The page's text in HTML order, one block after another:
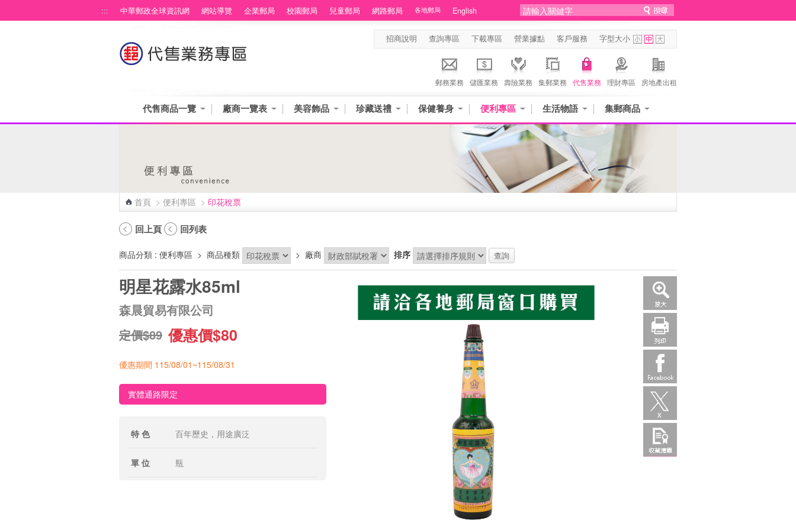
::: 中華郵政全球資訊網 網站導覽 企業郵局 校園郵局 兒童郵局 網路郵局 各地郵局 English
招商說明 查詢專區 下載專區 營業據點 客戶服務 字型大小
郵務業務 儲匯業務 壽險業務 集郵業務 代售業務 理財專區 房地產出租
代售商品一覽 廠商一覽表 美容飾品 珍藏送禮 保健養身 便利專區 生活物語 集郵商品
首頁 > 便利專區 > 印花稅票
回上頁 回列表
商品分類 : 便利專區 > 商品種類 > 廠商 排序
明星花露水85ml
森晨貿易有限公司
定價$89 優惠價$80
優惠期間 115/08/01~115/08/31
實體通路限定
特 色 百年歷史，用途廣泛
單 位 瓶